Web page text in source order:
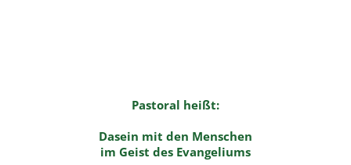
Pastoral heißt:
Dasein mit den Menschen
im Geist des Evangeliums